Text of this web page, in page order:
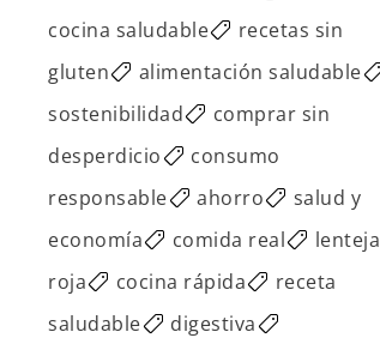
cocina saludable
recetas sin
gluten
alimentación saludable
sostenibilidad
comprar sin
desperdicio
consumo
responsable
ahorro
salud y
economía
comida real
lenteja
roja
cocina rápida
receta
saludable
digestiva